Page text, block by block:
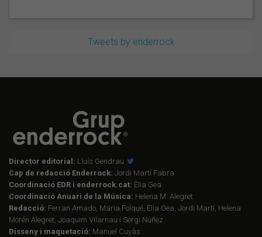
Tweets by enderrock
Director editorial: Lluís Gendrau
Cap de redacció Enderrock: Jordi Martí Fabra
Coordinació EDR i enderrock.cat: Èlia Gea
Coordinació Anuari de la Música: Helena M. Alegret
Redacció: Ferran Amado, Maria Folqué, Èlia Gea, Jordi Martí, Helena
Morén Alegret, Joaquim Vilarnau i Sergi Núñez
Disseny i maquetació: Manuel Cuyàs